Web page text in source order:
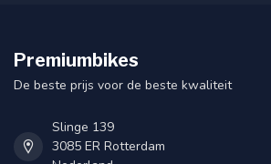
Premiumbikes
De beste prijs voor de beste kwaliteit
Slinge 139
3085 ER Rotterdam